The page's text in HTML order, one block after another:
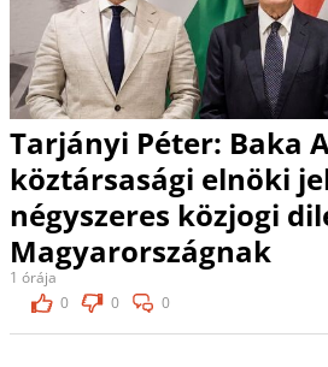
Tarjányi Péter: Baka
köztársasági elnöki
négyszeres közjogi
Magyarországnak
1 órája
0
0 0